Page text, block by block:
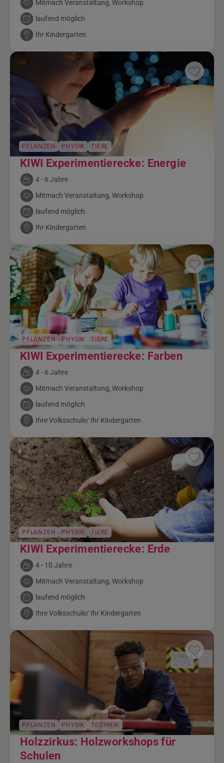
Mitmach Veranstaltung, Workshop
laufend möglich
Ihr Kindergarten
PFLANZEN PHYSIK TIERE
KIWI Experimentierecke: Energie
4 - 6 Jahre
Mitmach Veranstaltung, Workshop
laufend möglich
Ihr Kindergarten
PFLANZEN PHYSIK TIERE
KIWI Experimentierecke: Farben
4 - 6 Jahre
Mitmach Veranstaltung, Workshop
laufend möglich
Ihre Volksschule/ Ihr Kindergarten
PFLANZEN PHYSIK TIERE
KIWI Experimentierecke: Erde
4 - 10 Jahre
Mitmach Veranstaltung, Workshop
laufend möglich
Ihre Volksschule/ Ihr Kindergarten
PFLANZEN PHYSIK TECHNIK
Holzzirkus: Holzworkshops für
Schulen